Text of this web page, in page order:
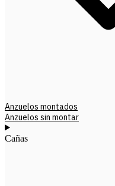
Anzuelos montados
Anzuelos sin montar
Cañas